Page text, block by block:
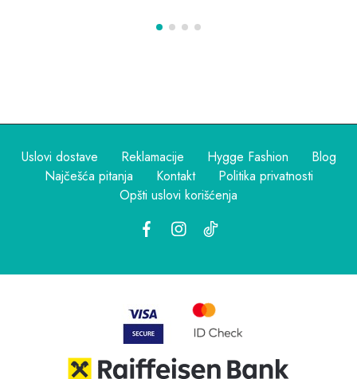
Uslovi dostave Reklamacije Hygge Fashion
Blog
Najčešća pitanja
Kontakt
Politika privatnosti
Opšti uslovi korišćenja